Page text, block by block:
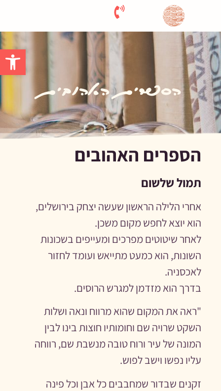
פתח
הספרים האהובים
הספרים האהובים
תמול שלשום
אחרי הלילה הראשון שעשה יצחק בירושלים,
הוא יוצא לחפש מקום משכן.
לאחר שיטוטים מפרכים ומעייפים בשכונות
השונות, הוא כמעט מתייאש ועומד לחזור
לאכסניה.
בדרך הוא מזדמן למגרש הרוסים.
"ראה את המקום שהוא מרווח ונאה ושלות
השקט שרויה שם וחומותיו חוצות בינו לבין
המונה של עיר ורוח טובה מנשבת שם, רווחה
עליו נפשו וישב לפוש.
זקנים שבדור שמחבבים כל אבן וכל פינה